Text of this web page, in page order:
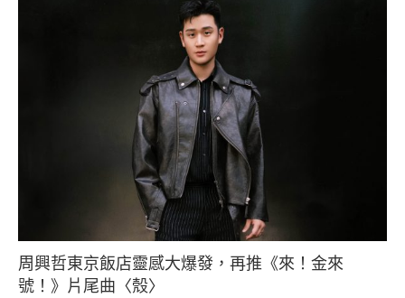
周興哲東京飯店靈感大爆發，再推《來！金來
號！》片尾曲〈殼〉